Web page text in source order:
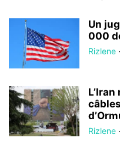
Un
000
Rizlene
Rizlene